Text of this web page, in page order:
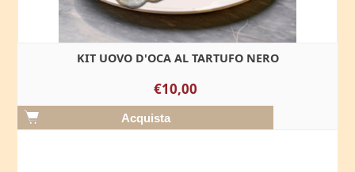
KIT UOVO D'OCA AL TARTUFO NERO
€10,00